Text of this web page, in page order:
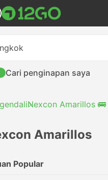
Cari penginapan saya
Nexcon Amarillos 🚌
Amarillos
Popular